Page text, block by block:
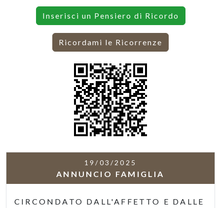
Inserisci un Pensiero di Ricordo
Ricordami le Ricorrenze
19/03/2025
ANNUNCIO FAMIGLIA
CIRCONDATO DALL'AFFETTO E DALLE